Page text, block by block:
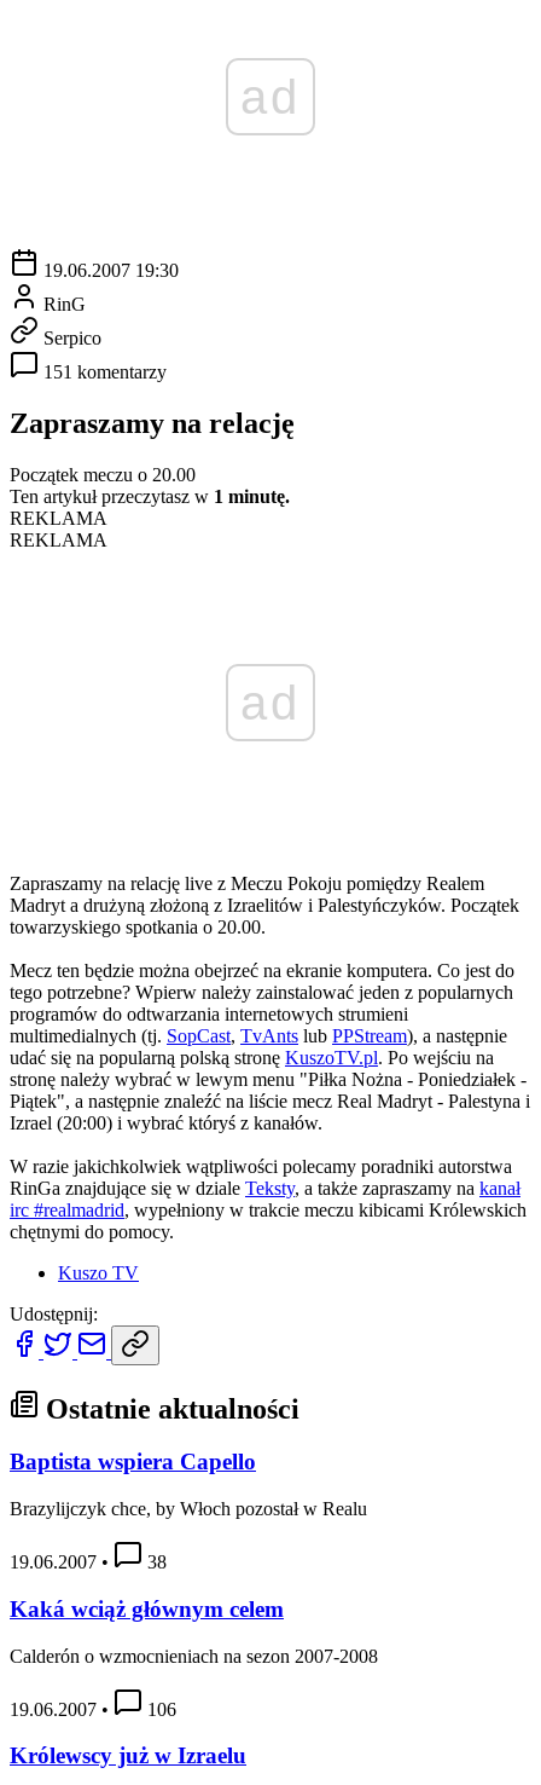
ad
19.06.2007 19:30
RinG
Serpico
151 komentarzy
Zapraszamy na relację
Początek meczu o 20.00
Ten artykuł przeczytasz w 1 minutę.
REKLAMA
REKLAMA
ad
Zapraszamy na relację live z Meczu Pokoju pomiędzy Realem
Madryt a drużyną złożoną z Izraelitów i Palestyńczyków. Początek
towarzyskiego spotkania o 20.00.
Mecz ten będzie można obejrzeć na ekranie komputera. Co jest do
tego potrzebne? Wpierw należy zainstalować jeden z popularnych
programów do odtwarzania internetowych strumieni
multimedialnych (tj. SopCast, TvAnts lub PPStream), a następnie
udać się na popularną polską stronę KuszoTV.pl. Po wejściu na
stronę należy wybrać w lewym menu "Piłka Nożna - Poniedziałek -
Piątek", a następnie znaleźć na liście mecz Real Madryt - Palestyna i
Izrael (20:00) i wybrać któryś z kanałów.
W razie jakichkolwiek wątpliwości polecamy poradniki autorstwa
RinGa znajdujące się w dziale Teksty, a także zapraszamy na kanał
irc #realmadrid, wypełniony w trakcie meczu kibicami Królewskich
chętnymi do pomocy.
Kuszo TV
Udostępnij:
Ostatnie aktualności
Baptista wspiera Capello
Brazylijczyk chce, by Włoch pozostał w Realu
19.06.2007 • 38
Kaká wciąż głównym celem
Calderón o wzmocnieniach na sezon 2007-2008
19.06.2007 • 106
Królewscy już w Izraelu